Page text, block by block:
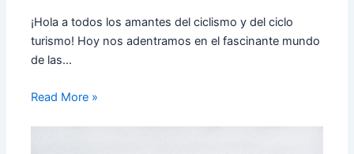
¡Hola a todos los amantes del ciclismo y del ciclo
turismo! Hoy nos adentramos en el fascinante mundo
de las…
Read More »